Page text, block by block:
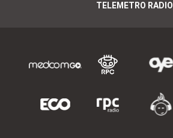
TELEMETRO RADIO